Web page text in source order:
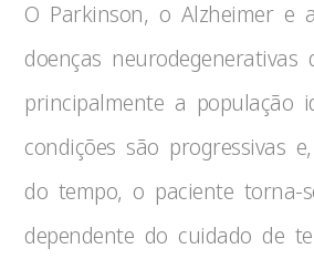
O Parkinson, o Alzheimer e
doenças neurodegenerativas
principalmente a população
condições são progressivas
do tempo, o paciente torna-
dependente do cuidado de